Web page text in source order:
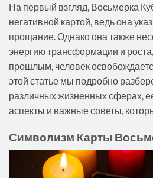
На первый взгляд, Восьмерка
негативной картой, ведь она
прощание. Однако она также
энергию трансформации и
прошлым, человек
этой статье мы подробно
различных жизненных сферах,
аспекты и важные советы,
Символизм Карты